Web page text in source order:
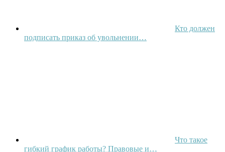
Кто должен
подписать приказ об увольнении…
Что такое
гибкий график работы? Правовые и…